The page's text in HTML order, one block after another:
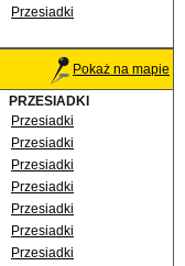
Przesiadki
Pokaż na mapie
PRZESIADKI
Przesiadki
Przesiadki
Przesiadki
Przesiadki
Przesiadki
Przesiadki
Przesiadki